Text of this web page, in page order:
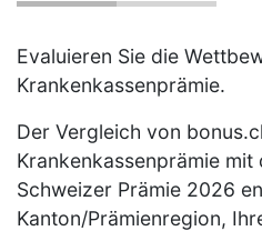
Evaluieren Sie die
Krankenkassenprämie.
Der Vergleich von
Krankenkassenprämie
Schweizer Prämie 2026
Kanton/Prämienregion,